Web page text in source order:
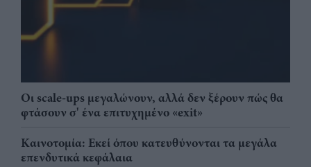
Οι scale-ups μεγαλώνουν, αλλά δεν ξέρουν πώς θα
φτάσουν σ' ένα επιτυχημένο «exit»
Καινοτομία: Εκεί όπου κατευθύνονται τα μεγάλα
επενδυτικά κεφάλαια